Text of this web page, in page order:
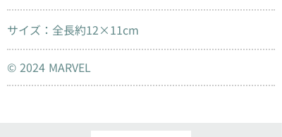
サイズ：全長約12×11cm
© 2024 MARVEL